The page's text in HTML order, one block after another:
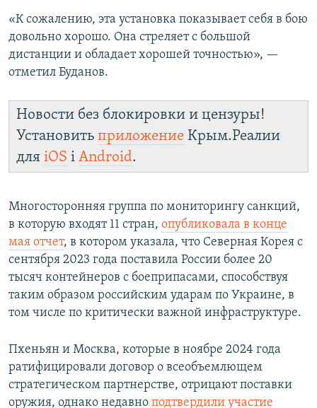
«К сожалению, эта установка показывает себя в бою
довольно хорошо. Она стреляет с большой
дистанции и обладает хорошей точностью», —
отметил Буданов.
Новости без блокировки и цензуры!
Установить приложение Крым.Реалии
для iOS і Android.
Многосторонняя группа по мониторингу санкций,
в которую входят 11 стран, опубликовала в конце
мая отчет, в котором указала, что Северная Корея с
сентября 2023 года поставила России более 20
тысяч контейнеров с боеприпасами, способствуя
таким образом российским ударам по Украине, в
том числе по критически важной инфраструктуре.
Пхеньян и Москва, которые в ноябре 2024 года
ратифицировали договор о всеобъемлющем
стратегическом партнерстве, отрицают поставки
оружия, однако недавно подтвердили участие